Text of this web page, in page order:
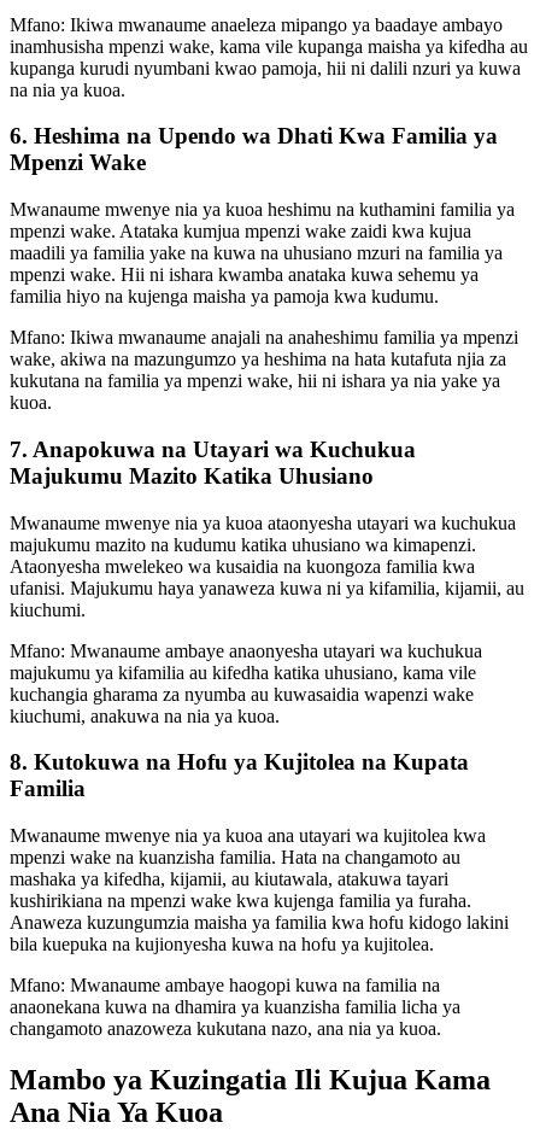
Mfano: Ikiwa mwanaume anaeleza mipango ya baadaye ambayo
inamhusisha mpenzi wake, kama vile kupanga maisha ya kifedha au
kupanga kurudi nyumbani kwao pamoja, hii ni dalili nzuri ya kuwa
na nia ya kuoa.
6. Heshima na Upendo wa Dhati Kwa Familia ya
Mpenzi Wake
Mwanaume mwenye nia ya kuoa heshimu na kuthamini familia ya
mpenzi wake. Atataka kumjua mpenzi wake zaidi kwa kujua
maadili ya familia yake na kuwa na uhusiano mzuri na familia ya
mpenzi wake. Hii ni ishara kwamba anataka kuwa sehemu ya
familia hiyo na kujenga maisha ya pamoja kwa kudumu.
Mfano: Ikiwa mwanaume anajali na anaheshimu familia ya mpenzi
wake, akiwa na mazungumzo ya heshima na hata kutafuta njia za
kukutana na familia ya mpenzi wake, hii ni ishara ya nia yake ya
kuoa.
7. Anapokuwa na Utayari wa Kuchukua
Majukumu Mazito Katika Uhusiano
Mwanaume mwenye nia ya kuoa ataonyesha utayari wa kuchukua
majukumu mazito na kudumu katika uhusiano wa kimapenzi.
Ataonyesha mwelekeo wa kusaidia na kuongoza familia kwa
ufanisi. Majukumu haya yanaweza kuwa ni ya kifamilia, kijamii, au
kiuchumi.
Mfano: Mwanaume ambaye anaonyesha utayari wa kuchukua
majukumu ya kifamilia au kifedha katika uhusiano, kama vile
kuchangia gharama za nyumba au kuwasaidia wapenzi wake
kiuchumi, anakuwa na nia ya kuoa.
8. Kutokuwa na Hofu ya Kujitolea na Kupata
Familia
Mwanaume mwenye nia ya kuoa ana utayari wa kujitolea kwa
mpenzi wake na kuanzisha familia. Hata na changamoto au
mashaka ya kifedha, kijamii, au kiutawala, atakuwa tayari
kushirikiana na mpenzi wake kwa kujenga familia ya furaha.
Anaweza kuzungumzia maisha ya familia kwa hofu kidogo lakini
bila kuepuka na kujionyesha kuwa na hofu ya kujitolea.
Mfano: Mwanaume ambaye haogopi kuwa na familia na
anaonekana kuwa na dhamira ya kuanzisha familia licha ya
changamoto anazoweza kukutana nazo, ana nia ya kuoa.
Mambo ya Kuzingatia Ili Kujua Kama
Ana Nia Ya Kuoa